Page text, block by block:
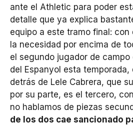
ante el Athletic para poder
detalle que ya explica
equipo a este tramo final:
la necesidad por encima de
el segundo jugador de
del Espanyol esta temporada,
detrás de Lele Cabrera, que
por su parte, es el tercero, con
no hablamos de piezas
de los dos cae sancionado